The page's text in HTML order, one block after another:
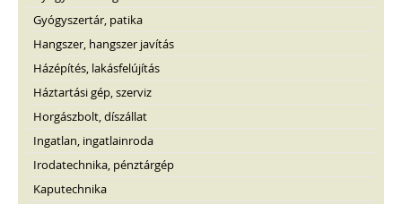
Gyógyszertár, patika
Hangszer, hangszer javítás
Házépítés, lakásfelújítás
Háztartási gép, szerviz
Horgászbolt, díszállat
Ingatlan, ingatlainroda
Irodatechnika, pénztárgép
Kaputechnika